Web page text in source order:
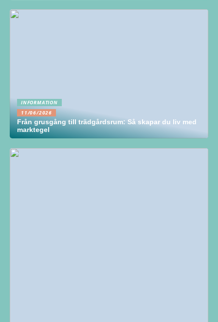
INFORMATION
11/06/2026
Från grusgång till trädgårdsrum: Så skapar du liv med
marktegel